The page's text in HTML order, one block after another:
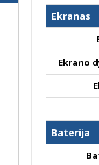
Ekranas
Ekrano
Baterija